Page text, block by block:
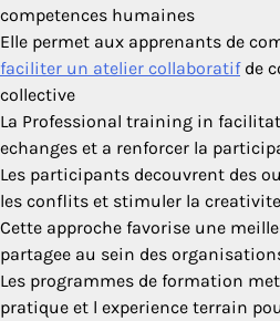
competences humaines
Elle permet aux apprenants de
faciliter un atelier collaboratifde
collective
La Professional training in
echanges et a renforcer la
Les participants decouvrent des
les conflits et stimuler la creativite
Cette approche favorise une
partagee au sein des
Les programmes de formation
pratique et l experience terrain